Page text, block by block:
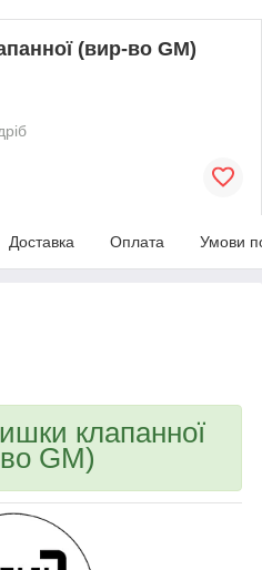
(вир-во GM)
Доставка Оплата Умови
клапанної
GM)